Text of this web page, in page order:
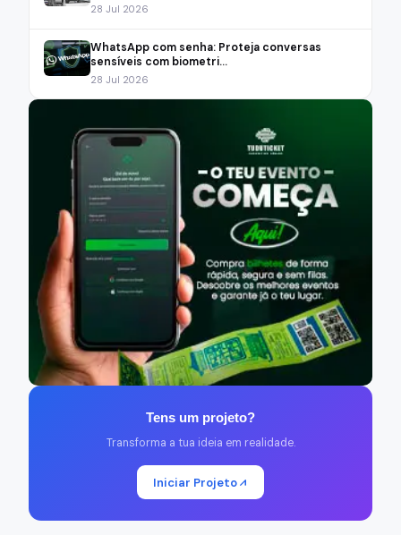
28 Jul 2026
WhatsApp com senha: Proteja conversas
sensíveis com biometri...
28 Jul 2026
Tens um projeto?
Transforma a tua ideia em realidade.
Iniciar Projeto